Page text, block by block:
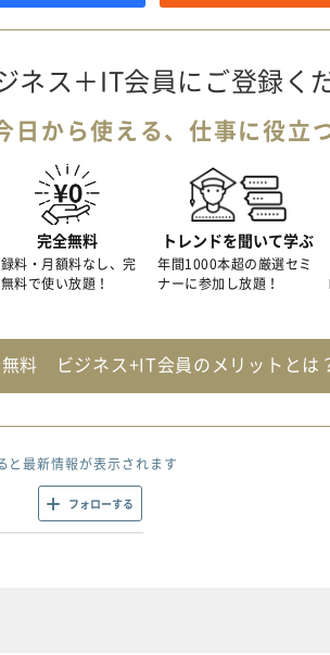
ネス＋IT会員にご登録く
日から使える、仕事に役立
完全無料
料・月額料なし、完
料で使い放題！
トレンドを聞いて学ぶ
年間1000本超の厳選セミ
ナーに参加し放題！
料 ビジネス+IT会員のメリットとは
と最新情報が表示されます
フォローする